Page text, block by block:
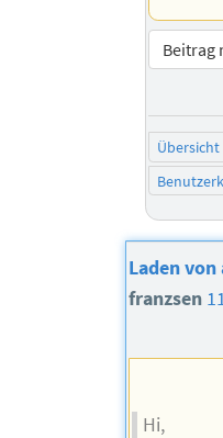
Beitrag
Übersicht
Laden
franzsen
Hi,